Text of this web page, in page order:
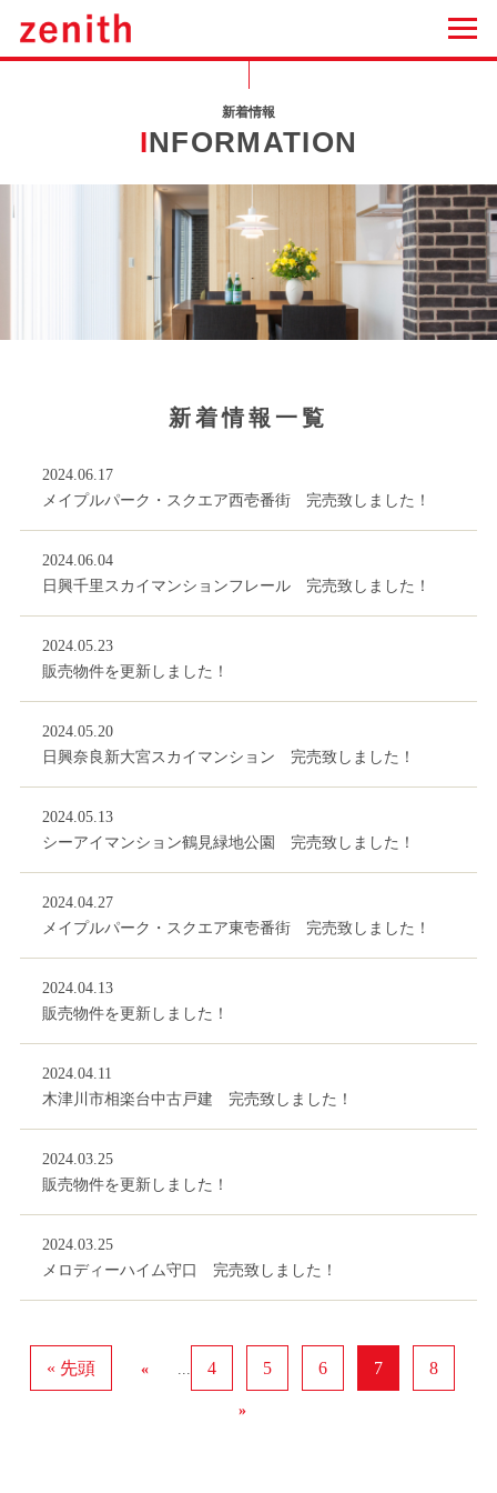
新着情報
INFORMATION
新着情報一覧
2024.06.17
メイプルパーク・スクエア西壱番街 完売致しました！
2024.06.04
日興千里スカイマンションフレール 完売致しました！
2024.05.23
販売物件を更新しました！
2024.05.20
日興奈良新大宮スカイマンション 完売致しました！
2024.05.13
シーアイマンション鶴見緑地公園 完売致しました！
2024.04.27
メイプルパーク・スクエア東壱番街 完売致しました！
2024.04.13
販売物件を更新しました！
2024.04.11
木津川市相楽台中古戸建 完売致しました！
2024.03.25
販売物件を更新しました！
2024.03.25
メロディーハイム守口 完売致しました！
« 先頭 « 4 5 6 7 8
»